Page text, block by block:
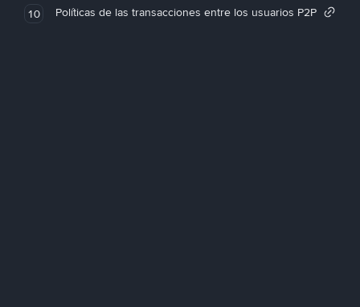
10 Políticas de las transacciones entre los usuarios P2P